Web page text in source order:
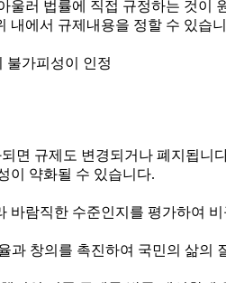
울러 법률에 직접 규정하는 것이
내에서 규제내용을 정할 수 있습
가피성이 인정
면 규제도 변경되거나 폐지됩니
이 약화될 수 있습니다.
람직한 수준인지를 평가하여
창의를 촉진하여 국민의 삶의